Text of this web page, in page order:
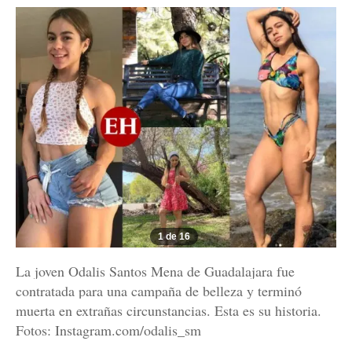
1 de 16
La joven Odalis Santos Mena de Guadalajara fue
contratada para una campaña de belleza y terminó
muerta en extrañas circunstancias. Esta es su historia.
Fotos: Instagram.com/odalis_sm